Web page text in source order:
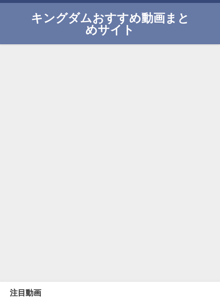
キングダムおすすめ動画まと
めサイト
注目動画